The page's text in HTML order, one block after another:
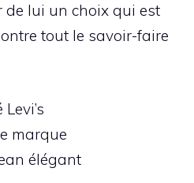
de lui un choix qui est
tout le savoir-faire
marque
élégant